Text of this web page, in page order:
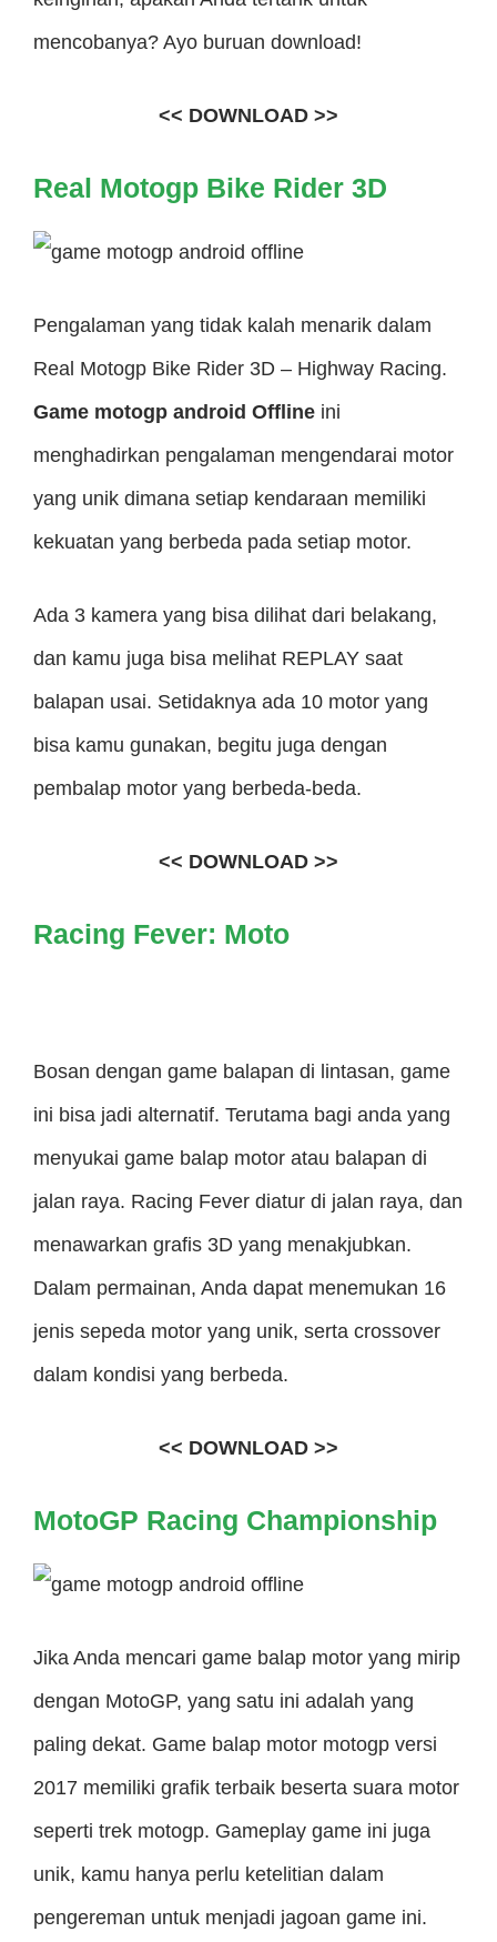
mencobanya? Ayo buruan download!
<< DOWNLOAD >>
Real Motogp Bike Rider 3D
Pengalaman yang tidak kalah menarik dalam
Real Motogp Bike Rider 3D – Highway Racing.
Game motogp android Offline ini
menghadirkan pengalaman mengendarai motor
yang unik dimana setiap kendaraan memiliki
kekuatan yang berbeda pada setiap motor.
Ada 3 kamera yang bisa dilihat dari belakang,
dan kamu juga bisa melihat REPLAY saat
balapan usai. Setidaknya ada 10 motor yang
bisa kamu gunakan, begitu juga dengan
pembalap motor yang berbeda-beda.
<< DOWNLOAD >>
Racing Fever: Moto
Bosan dengan game balapan di lintasan, game
ini bisa jadi alternatif. Terutama bagi anda yang
menyukai game balap motor atau balapan di
jalan raya. Racing Fever diatur di jalan raya, dan
menawarkan grafis 3D yang menakjubkan.
Dalam permainan, Anda dapat menemukan 16
jenis sepeda motor yang unik, serta crossover
dalam kondisi yang berbeda.
<< DOWNLOAD >>
MotoGP Racing Championship
Jika Anda mencari game balap motor yang mirip
dengan MotoGP, yang satu ini adalah yang
paling dekat. Game balap motor motogp versi
2017 memiliki grafik terbaik beserta suara motor
seperti trek motogp. Gameplay game ini juga
unik, kamu hanya perlu ketelitian dalam
pengereman untuk menjadi jagoan game ini.